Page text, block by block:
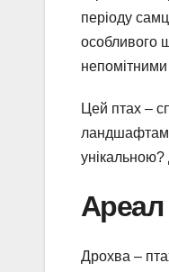
періоду
особливого
Цей птах –
ландшафтам,
унікальною?
Ареал
Дрохва –